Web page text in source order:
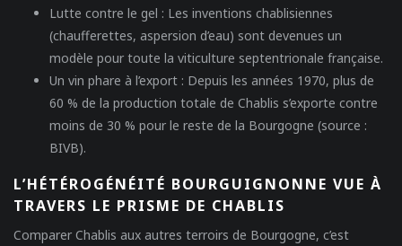
Lutte contre le gel : Les inventions chablisiennes
(chaufferettes, aspersion d’eau) sont devenues un
modèle pour toute la viticulture septentrionale française.
Un vin phare à l’export : Depuis les années 1970, plus de
60 % de la production totale de Chablis s’exporte contre
moins de 30 % pour le reste de la Bourgogne (source :
BIVB).
L’HÉTÉROGÉNÉITÉ BOURGUIGNONNE VUE À
TRAVERS LE PRISME DE CHABLIS
Comparer Chablis aux autres terroirs de Bourgogne, c’est